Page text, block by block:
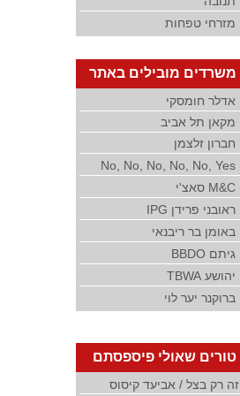
מזרחי טפחות
משרדים מובילים באתר
אדלר חומסקי
מקאן תל אביב
חברון זלצמן
No, No, No, No, No, Yes
M&C סאצ'י
ראובני פרידן IPG
באומן בר ריבנאי
גיתם BBDO
יהושע TBWA
ברוקנר יער לוי
טורים שאולי פיספסתם
זה רק בצל / אביעד קיסוס